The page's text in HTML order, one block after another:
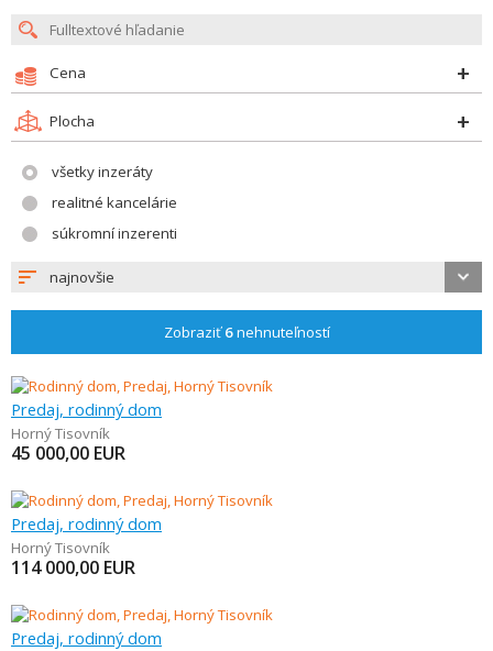
Cena
Plocha
všetky inzeráty
realitné kancelárie
súkromní inzerenti
najnovšie
Zobraziť6nehnuteľností
Predaj, rodinný dom
Horný Tisovník
45 000,00 EUR
Predaj, rodinný dom
Horný Tisovník
114 000,00 EUR
Predaj, rodinný dom